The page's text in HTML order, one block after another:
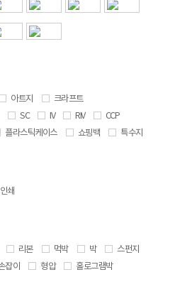
아트지
크라프트
SC IV RIV
CCP
플라스틱케이스 쇼핑백 특수지
쇄
리본 먹박 박
스펀지
잡이 형압 홀로그램박